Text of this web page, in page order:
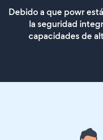
Debido a que powr
la seguridad
capacidades de